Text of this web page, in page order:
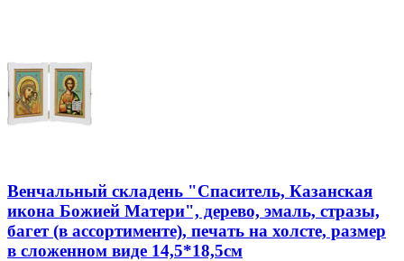
Венчальный складень "Спаситель, Казанская
икона Божией Матери", дерево, эмаль, стразы,
багет (в ассортименте), печать на холсте, размер
в сложенном виде 14,5*18,5см